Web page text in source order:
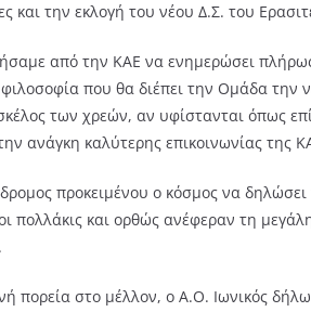
και την εκλογή του νέου Δ.Σ. του
από την ΚΑΕ να ενημερώσει
φιλοσοφία που θα διέπει την Ομάδα
των χρεών, αν υφίστανται όπως
ανάγκη καλύτερης επικοινωνίας της
προκειμένου ο κόσμος να
πολλάκις και ορθώς ανέφεραν τη
πορεία στο μέλλον, ο Α.Ο. Ιωνικός